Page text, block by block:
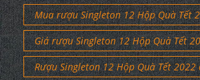
Mua rượu Singleton 12 Hộp Quà Tết
Giá rượu Singleton 12 Hộp Quà Tết
Rượu Singleton 12 Hộp Quà Tết